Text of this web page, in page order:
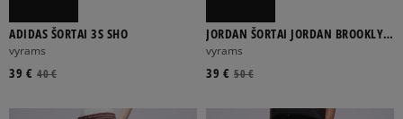
ADIDAS ŠORTAI 3S SHO
vyrams
40 €
39 €
JORDAN ŠORTAI JORDAN BROOKLYN
FLEECE
vyrams
50 €
39 €